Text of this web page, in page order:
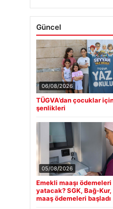
Güncel
06/08/2026
TÜGVA’dan çocuklar
şenlikleri
05/08/2026
Emekli maaşı
yatacak? SGK, Bağ-Kur,
maaş ödemeleri başladı